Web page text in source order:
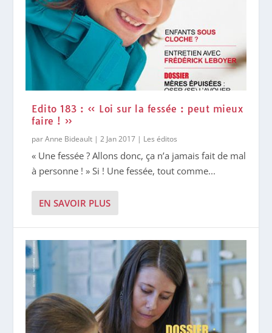
Edito 183 : « Loi sur la fessée : peut mieux
faire ! »
parAnne Bideault |2 Jan 2017 | Les éditos
« Une fessée ? Allons donc, ça n’a jamais fait de mal
à personne ! » Si ! Une fessée, tout comme...
EN SAVOIR PLUS